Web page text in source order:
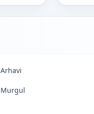
Arhavi
Murgul